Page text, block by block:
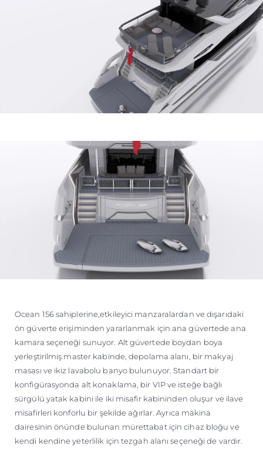
Ocean 156 sahiplerine,etkileyici manzaralardan ve dışarıdaki
ön güverte erişiminden yararlanmak için ana güvertede ana
kamara seçeneği sunuyor. Alt güvertede boydan boya
yerleştirilmiş master kabinde, depolama alanı, bir makyaj
masası ve ikiz lavabolu banyo bulunuyor. Standart bir
konfigürasyonda alt konaklama, bir VIP ve isteğe bağlı
sürgülü yatak kabini ile iki misafir kabininden oluşur ve ilave
misafirleri konforlu bir şekilde ağırlar. Ayrıca makina
dairesinin önünde bulunan mürettabat için cihaz bloğu ve
kendi kendine yeterlilik için tezgah alanı seçeneği de vardır.